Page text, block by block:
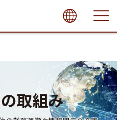
close
取組み